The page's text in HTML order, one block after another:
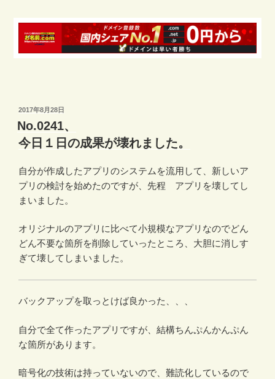
投
稿
日:
2017年8月28日
No.0241、
今日１日の成果が壊れました。
自分が作成したアプリのシステムを流用して、新しいア
プリの検討を始めたのですが、先程 アプリを壊してし
まいました。
オリジナルのアプリに比べて小規模なアプリなのでどん
どん不要な箇所を削除していったところ、大胆に消しす
ぎて壊してしまいました。
バックアップを取っとけば良かった、、、
自分で全て作ったアプリですが、結構ちんぷんかんぷん
な箇所があります。
暗号化の技術は持っていないので、難読化しているので